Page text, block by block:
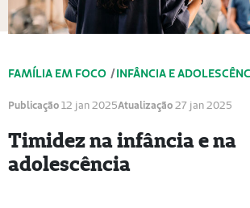
FAMÍLIA EM FOCO /INFÂNCIA E
Publicação12 jan 2025Atualização27 jan 2025
Timidez na infância e na
adolescência